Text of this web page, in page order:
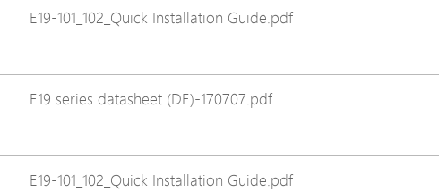
E19-101_102_Quick Installation Guide.pdf
E19 series datasheet (DE)-170707.pdf
E19-101_102_Quick Installation Guide.pdf